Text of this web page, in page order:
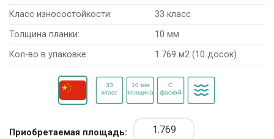
Класс износостойкости:
33 класс
Толщина планки:
10 мм
Кол-во в упаковке:
1.769 м2 (10 досок)
Приобретаемая площадь: